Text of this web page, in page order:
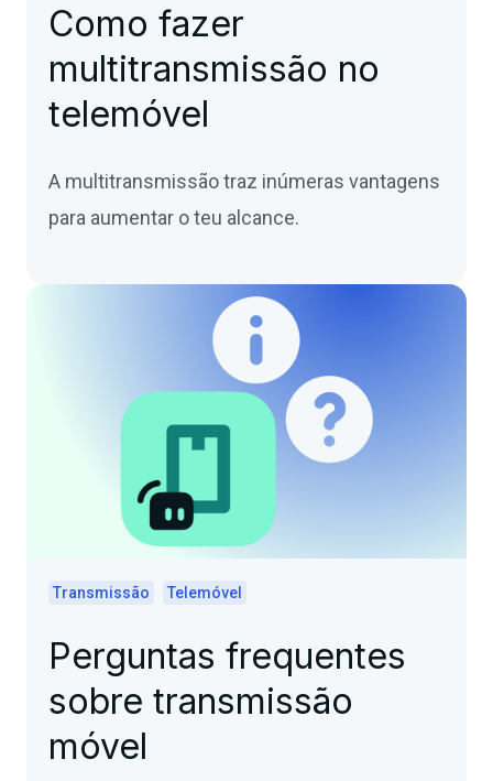
Como fazer
multitransmissão no
telemóvel
A multitransmissão traz inúmeras vantagens
para aumentar o teu alcance.
Transmissão Telemóvel
Perguntas frequentes
sobre transmissão
móvel